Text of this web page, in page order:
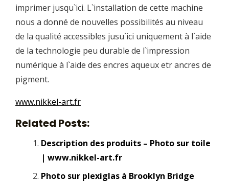
imprimer jusqu`ici. L`installation de cette machine
nous a donné de nouvelles possibilités au niveau
de la qualité accessibles jusu`ici uniquement à l`aide
de la technologie peu durable de l`impression
numérique à l`aide des encres aqueux etr ancres de
pigment.
www.nikkel-art.fr
Related Posts:
Description des produits – Photo sur toile
| www.nikkel-art.fr
Photo sur plexiglas à Brooklyn Bridge